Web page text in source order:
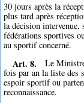
30 jours après la
plus tard après
la décision intervenue,
fédérations sportives
au sportif concerné.
Art. 8.
Le
fois par an la liste des
espoir sportif ou
reconnaissance.